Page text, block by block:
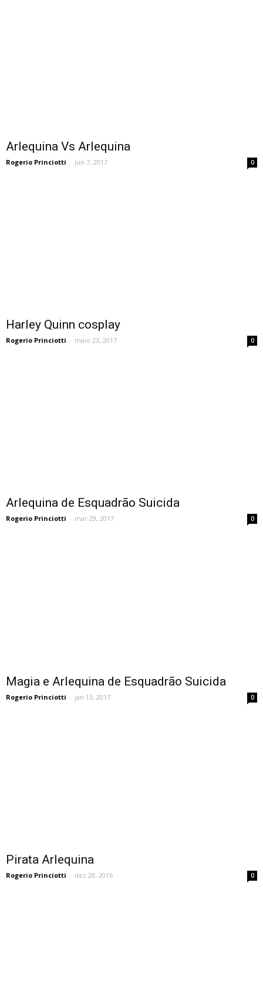
Arlequina Vs Arlequina
Rogerio Princiotti - jun 7, 2017 0
Harley Quinn cosplay
Rogerio Princiotti - maio 23, 2017 0
Arlequina de Esquadrão Suicida
Rogerio Princiotti - mar 29, 2017 0
Magia e Arlequina de Esquadrão Suicida
Rogerio Princiotti - jan 13, 2017 0
Pirata Arlequina
Rogerio Princiotti - dez 28, 2016 0